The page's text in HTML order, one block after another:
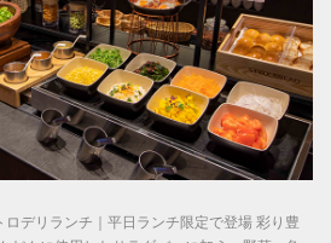
デリランチ｜平日ランチ限定で登場 彩り豊